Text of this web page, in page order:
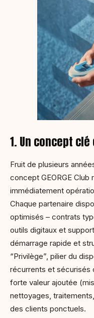
1. Un concept
Fruit de plusieurs
concept GEORGE Club
immédiatement
Chaque partenaire
optimisés – contrats
outils digitaux et
démarrage rapide et
“Privilège”, pilier du
récurrents et sécurisés
forte valeur ajoutée
nettoyages,
des clients ponctuels.